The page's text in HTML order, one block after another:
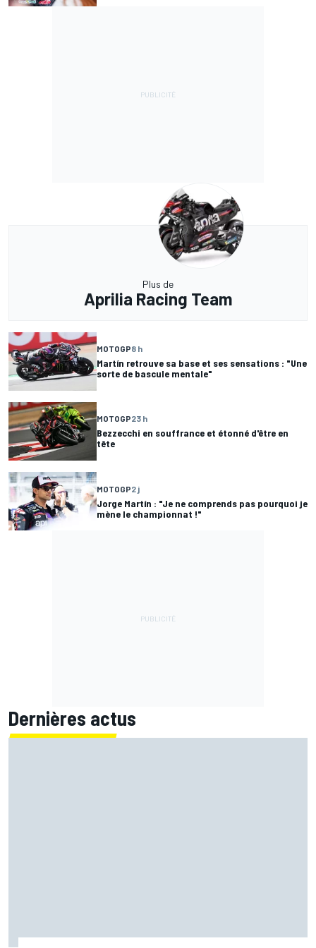
Plus de
Aprilia Racing Team
MOTOGP8 h
Martín retrouve sa base et ses sensations : "Une
sorte de bascule mentale"
MOTOGP23 h
Bezzecchi en souffrance et étonné d'être en
tête
MOTOGP2 j
Jorge Martín : "Je ne comprends pas pourquoi je
mène le championnat !"
Dernières actus